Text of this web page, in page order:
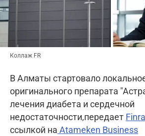
Коллаж FR
В Алматы стартовало
оригинального препарата
лечения диабета и сердечной
недостаточности,передает
ссылкой на Atameken Business